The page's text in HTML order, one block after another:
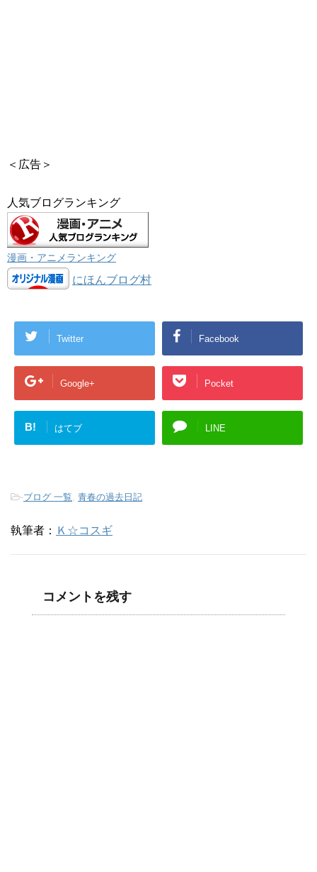
＜広告＞
人気ブログランキング
漫画・アニメランキング
にほんブログ村
Twitter Facebook
Google+ Pocket
B! はてブ LINE
-ブログ 一覧, 青春の過去日記
執筆者： Ｋ☆コスギ
コメントを残す